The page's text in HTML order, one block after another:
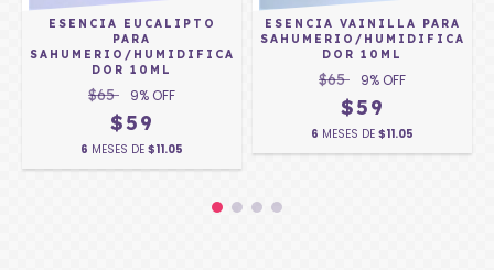
ESENCIA EUCALIPTO
PARA
SAHUMERIO/HUMIDIFICA
DOR 10ML
$65 9% OFF
$59
6 MESES DE $11.05
ESENCIA VAINILLA PARA
SAHUMERIO/HUMIDIFICA
DOR 10ML
$65 9% OFF
$59
6 MESES DE $11.05